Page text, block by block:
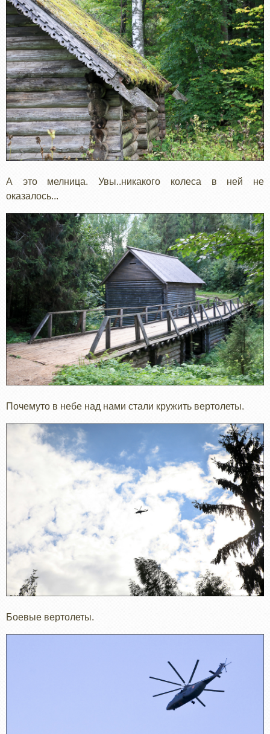
А это мелница. Увы..никакого колеса в ней не
оказалось...
Почемуто в небе над нами стали кружить вертолеты.
Боевые вертолеты.